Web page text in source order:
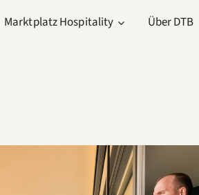
Marktplatz Hospitality Über DTB